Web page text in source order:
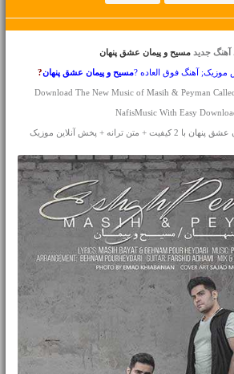
آهنگ جدید مسیح و پیمان عشق پنهان
آهنگ فوق العاده ?مسیح و پیمان عشق پنهان?
Download The New Music of Masih & Peyman
NafisMusic With Easy
ترانه + پخش آنلاین موزیک